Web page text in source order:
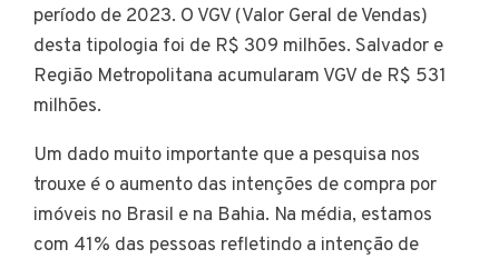
período de 2023. O VGV (Valor Geral de Vendas)
desta tipologia foi de R$ 309 milhões. Salvador e
Região Metropolitana acumularam VGV de R$ 531
milhões.
Um dado muito importante que a pesquisa nos
trouxe é o aumento das intenções de compra por
imóveis no Brasil e na Bahia. Na média, estamos
com 41% das pessoas refletindo a intenção de